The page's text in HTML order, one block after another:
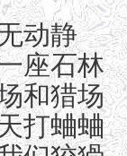
动静
座石林
和猎场
打蛐蛐